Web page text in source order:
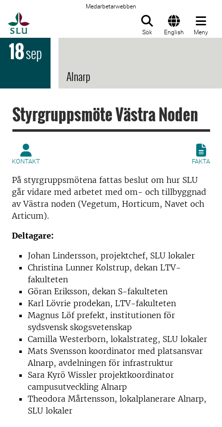
Medarbetarwebben
Sök English Meny
18sep
Alnarp
Styrgruppsmöte Västra Noden
KONTAKT FAKTA
På styrgruppsmötena fattas beslut om hur SLU
går vidare med arbetet med om- och tillbyggnad
av Västra noden (Vegetum, Horticum, Navet och
Articum).
Deltagare:
Johan Lindersson, projektchef, SLU lokaler
Christina Lunner Kolstrup, dekan LTV-
fakulteten
Göran Eriksson, dekan S-fakulteten
Karl Lövrie prodekan, LTV-fakulteten
Magnus Löf prefekt, institutionen för
sydsvensk skogsvetenskap
Camilla Westerborn, lokalstrateg, SLU lokaler
Mats Svensson koordinator med platsansvar
Alnarp, avdelningen för infrastruktur
Sara Kyrö Wissler projektkoordinator
campusutveckling Alnarp
Theodora Mårtensson, lokalplanerare Alnarp,
SLU lokaler